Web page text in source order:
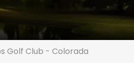
Golf Club - Colorada